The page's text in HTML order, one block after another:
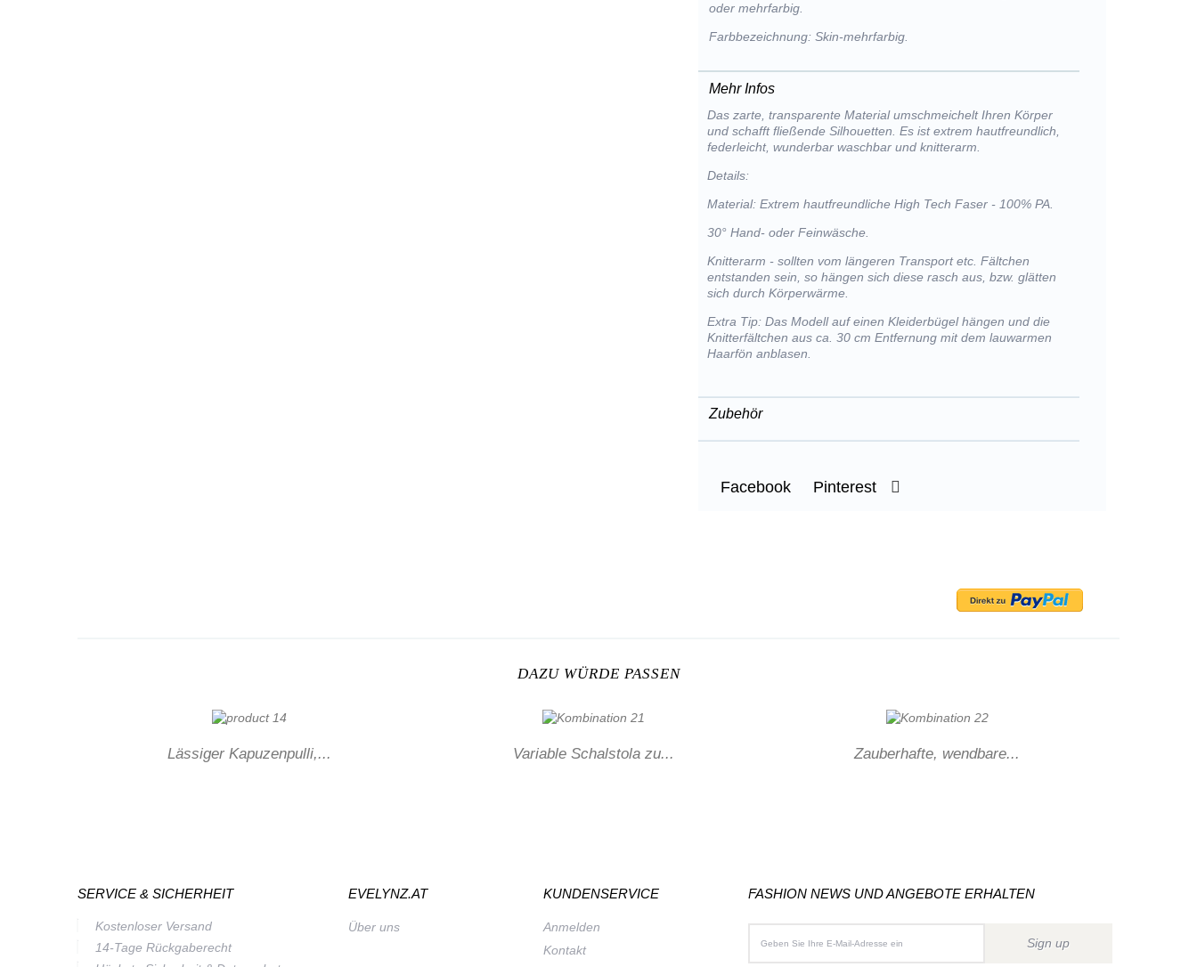
oder mehrfarbig.
Farbbezeichnung: Skin-mehrfarbig.
Mehr Infos
Das zarte, transparente Material umschmeichelt Ihren Körper
und schafft fließende Silhouetten. Es ist extrem hautfreundlich,
federleicht, wunderbar waschbar und knitterarm.
Details:
Material: Extrem hautfreundliche High Tech Faser - 100% PA.
30° Hand- oder Feinwäsche.
Knitterarm - sollten vom längeren Transport etc. Fältchen
entstanden sein, so hängen sich diese rasch aus, bzw. glätten
sich durch Körperwärme.
Extra Tip: Das Modell auf einen Kleiderbügel hängen und die
Knitterfältchen aus ca. 30 cm Entfernung mit dem lauwarmen
Haarfön anblasen.
Zubehör
Facebook Pinterest
DAZU WÜRDE PASSEN
Lässiger Kapuzenpulli,... Variable Schalstola zu... Zauberhafte, wendbare...
SERVICE & SICHERHEIT
Kostenloser Versand
14-Tage Rückgaberecht
EVELYNZ.AT
Über uns
KUNDENSERVICE
Anmelden
Kontakt
FASHION NEWS UND ANGEBOTE ERHALTEN
Sign up